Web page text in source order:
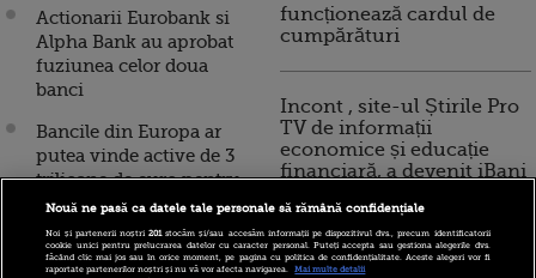
Actionarii Eurobank si
Alpha Bank au aprobat
fuziunea celor doua
banci
Bancile din Europa ar
putea vinde active de 3
trilioane de euro pentru
a-si consolida capitalul
Merkel il linisteste pe
Basescu: “Urmarim ca
funcționează cardul de
cumpărături
Incont , site-ul Știrile Pro
TV de informații
economice și educație
financiară, a devenit iBani
10 reguli pentru decizii
financiare inteligente
Nouă ne pasă ca datele tale personale să rămână confidențiale
Noi și partenerii noștri201stocăm și/sau accesăm informații pe dispozitivul dvs., precum identificatorii
cookie unici pentru prelucrarea datelor cu caracter personal. Puteți accepta sau gestiona alegerile dvs.
făcând clic mai jos sau în orice moment, pe pagina cu politica de confidențialitate. Aceste alegeri vor fi
raportate partenerilor noștri și nu vă vor afecta navigarea.
Mai multe detalii